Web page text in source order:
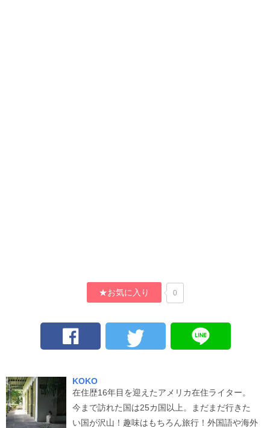
★お気に入り 0
KOKO
在住歴16年目を迎えたアメリカ在住ライター。
今まで訪れた国は25カ国以上。まだまだ行きた
い国が沢山！趣味はもちろん旅行！外国語や海外